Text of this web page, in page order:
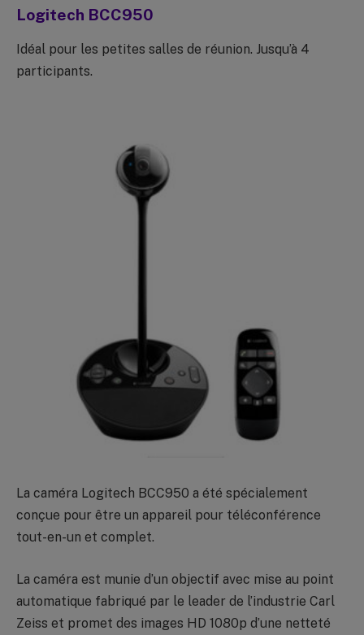
Logitech BCC950
Idéal pour les petites salles de réunion. Jusqu’à 4
participants.
La caméra Logitech BCC950 a été spécialement
conçue pour être un appareil pour téléconférence
tout-en-un et complet.
La caméra est munie d’un objectif avec mise au point
automatique fabriqué par le leader de l’industrie Carl
Zeiss et promet des images HD 1080p d’une netteté